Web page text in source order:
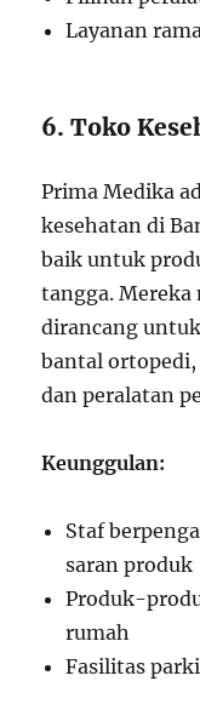
Layanan
6. Toko
Prima Medika
kesehatan di
baik untuk
tangga.
dirancang
bantal
dan peralatan
Keunggulan:
Staf
saran produk
Produk-
rumah
Fasilitas